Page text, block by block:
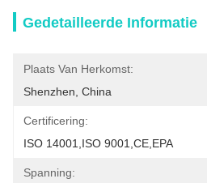
Gedetailleerde Informatie
Plaats Van Herkomst:
Shenzhen, China
Certificering:
ISO 14001,ISO 9001,CE,EPA
Spanning: